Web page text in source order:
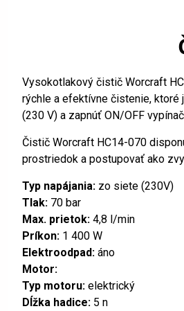
Vysokotlakový čistič Worcraft
rýchle a efektívne čistenie,
(230 V) a zapnúť ON/OFF
Čistič Worcraft HC14-070
prostriedok a postupovať ako
Typ napájania: zo siete (230V)
Tlak: 70 bar
Max. prietok: 4,8 l/min
Príkon: 1 400 W
Elektroodpad: áno
Motor:
Typ motoru: elektrický
Dĺžka hadice: 5 n